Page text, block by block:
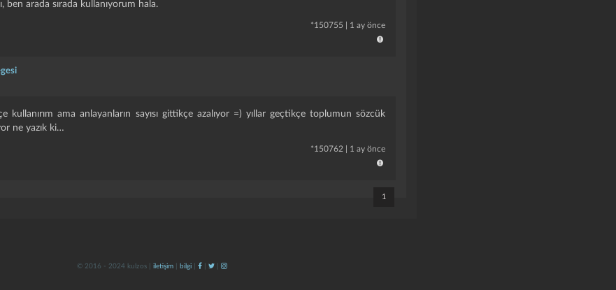
ben arada sırada kullanıyorum hala.
*150755 1 ay önce
kullanırım ama anlayanların sayısı gittikçe azalıyor =) yıllar geçtikçe toplumun sözcük
ne yazık ki…
*150762 1 ay önce
1
© 2016 - 2024 kulzos | iletişim bilgi